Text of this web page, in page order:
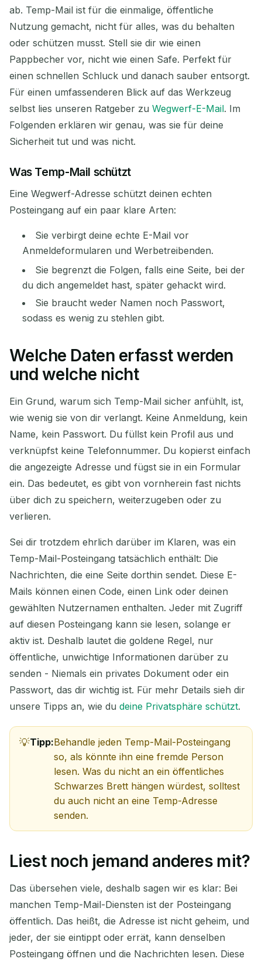
ABSENDER BETREFF
Warten auf eingehende E-Mails...
Aktualisieren
ab. Temp-Mail ist für die einmalige, öffentliche
Nutzung gemacht, nicht für alles, was du behalten
oder schützen musst. Stell sie dir wie einen
Pappbecher vor, nicht wie einen Safe. Perfekt für
einen schnellen Schluck und danach sauber entsorgt.
Für einen umfassenderen Blick auf das Werkzeug
selbst lies unseren Ratgeber zu Wegwerf-E-Mail. Im
Folgenden erklären wir genau, was sie für deine
Sicherheit tut und was nicht.
Was Temp-Mail schützt
Eine Wegwerf-Adresse schützt deinen echten
Posteingang auf ein paar klare Arten:
Sie verbirgt deine echte E-Mail vor
Anmeldeformularen und Werbetreibenden.
Sie begrenzt die Folgen, falls eine Seite, bei der
du dich angemeldet hast, später gehackt wird.
Sie braucht weder Namen noch Passwort,
sodass es wenig zu stehlen gibt.
Welche Daten erfasst werden
und welche nicht
Ein Grund, warum sich Temp-Mail sicher anfühlt, ist,
wie wenig sie von dir verlangt. Keine Anmeldung, kein
Name, kein Passwort. Du füllst kein Profil aus und
verknüpfst keine Telefonnummer. Du kopierst einfach
die angezeigte Adresse und fügst sie in ein Formular
ein. Das bedeutet, es gibt von vornherein fast nichts
über dich zu speichern, weiterzugeben oder zu
verlieren.
Sei dir trotzdem ehrlich darüber im Klaren, was ein
Temp-Mail-Posteingang tatsächlich enthält: Die
Nachrichten, die eine Seite dorthin sendet. Diese E-
Mails können einen Code, einen Link oder deinen
gewählten Nutzernamen enthalten. Jeder mit Zugriff
auf diesen Posteingang kann sie lesen, solange er
aktiv ist. Deshalb lautet die goldene Regel, nur
öffentliche, unwichtige Informationen darüber zu
senden - Niemals ein privates Dokument oder ein
Passwort, das dir wichtig ist. Für mehr Details sieh dir
unsere Tipps an, wie du deine Privatsphäre schützt.
Tipp:Behandle jeden Temp-Mail-Posteingang
so, als könnte ihn eine fremde Person
lesen. Was du nicht an ein öffentliches
Schwarzes Brett hängen würdest, solltest
du auch nicht an eine Temp-Adresse
senden.
Liest noch jemand anderes mit?
Das übersehen viele, deshalb sagen wir es klar: Bei
manchen Temp-Mail-Diensten ist der Posteingang
öffentlich. Das heißt, die Adresse ist nicht geheim, und
jeder, der sie eintippt oder errät, kann denselben
Posteingang öffnen und die Nachrichten lesen. Diese